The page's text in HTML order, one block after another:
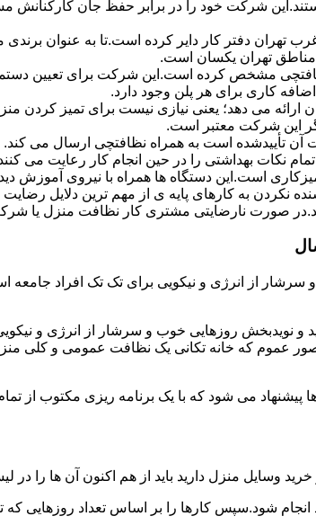
شرکت خود را در برابر حفظ جان کارکنانش
دفتر کار دایر کرده است.تا به عنوان برندی
تهران یکسان است.
کاری برای هر پلن وجود دارد.
این شرکت معتبر است.
تأییدشده است به همراه نظافتچی ارسال می کند.
نکات بهداشتی را در حین انجام کار رعایت
است.این دستگاه ها همراه با نیروی
نکردن به کارهای پایه ی از مهم ترین دلایل
صورت نارضایتی مشتری کار نظافت منزل یا
از انرژی و نیکویی برای تک تک افراد جامعه
نویدبخش روزهایی خوب و سرشار از انرژی و
عموم که خانه تکانی یک نظافت عمومی و کلی
می شود که با یک برنامه ریزی مکتوب از تمام
خرید وسایل منزل دارید باید از هم اکنون آن ها را در
شود.سپس کارها را بر اساس تعداد روزهایی که